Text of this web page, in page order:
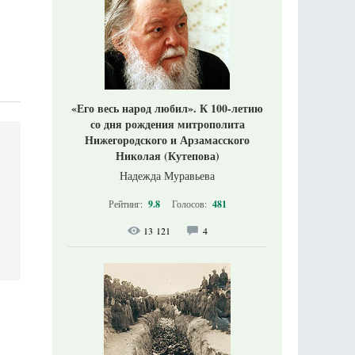
«Его весь народ любил». К 100-летию
со дня рождения митрополита
Нижегородского и Арзамасского
Николая (Кутепова)
Надежда Муравьева
Рейтинг: 9.8 Голосов: 481
13 121 4